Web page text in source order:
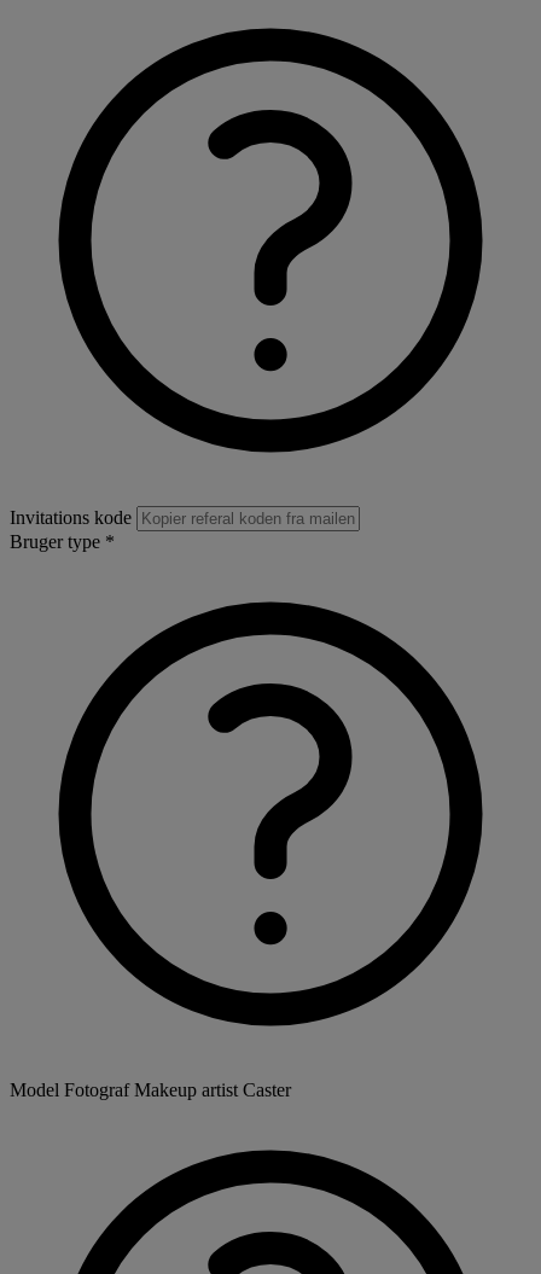
Invitations kode
Bruger type *
Model FotografMakeup artist Caster